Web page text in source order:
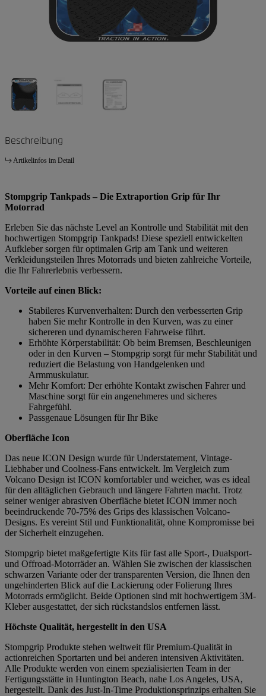
Beschreibung
Artikelinfos im Detail
Stompgrip Tankpads – Die Extraportion Grip für Ihr
Motorrad
Erleben Sie das nächste Level an Kontrolle und Stabilität mit den
hochwertigen Stompgrip Tankpads! Diese speziell entwickelten
Aufkleber sorgen für optimalen Grip am Tank und weiteren
Verkleidungsteilen Ihres Motorrads und bieten zahlreiche Vorteile,
die Ihr Fahrerlebnis verbessern.
Vorteile auf einen Blick:
Stabileres Kurvenverhalten: Durch den verbesserten Grip
haben Sie mehr Kontrolle in den Kurven, was zu einer
sichereren und dynamischeren Fahrweise führt.
Erhöhte Körperstabilität: Ob beim Bremsen, Beschleunigen
oder in den Kurven – Stompgrip sorgt für mehr Stabilität und
reduziert die Belastung von Handgelenken und
Armmuskulatur.
Mehr Komfort: Der erhöhte Kontakt zwischen Fahrer und
Maschine sorgt für ein angenehmeres und sicheres
Fahrgefühl.
Passgenaue Lösungen für Ihr Bike
Oberfläche Icon
Das neue ICON Design wurde für Understatement, Vintage-
Liebhaber und Coolness-Fans entwickelt. Im Vergleich zum
Volcano Design ist ICON komfortabler und weicher, was es ideal
für den alltäglichen Gebrauch und längere Fahrten macht. Trotz
seiner weniger abrasiven Oberfläche bietet ICON immer noch
beeindruckende 70-75% des Grips des klassischen Volcano-
Designs. Es vereint Stil und Funktionalität, ohne Kompromisse bei
der Sicherheit einzugehen.
Stompgrip bietet maßgefertigte Kits für fast alle Sport-, Dualsport-
und Offroad-Motorräder an. Wählen Sie zwischen der klassischen
schwarzen Variante oder der transparenten Version, die Ihnen den
ungehinderten Blick auf die Lackierung oder Folierung Ihres
Motorrads ermöglicht. Beide Optionen sind mit hochwertigem 3M-
Kleber ausgestattet, der sich rückstandslos entfernen lässt.
Höchste Qualität, hergestellt in den USA
Stompgrip Produkte stehen weltweit für Premium-Qualität in
actionreichen Sportarten und bei anderen intensiven Aktivitäten.
Alle Produkte werden von einem spezialisierten Team in der
Fertigungsstätte in Huntington Beach, nahe Los Angeles, USA,
hergestellt. Dank des Just-In-Time Produktionsprinzips erhalten Sie